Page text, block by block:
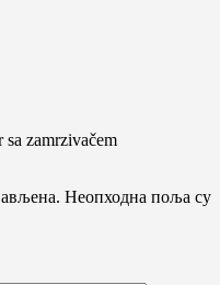
zamrzivačem
Неопходна поља су